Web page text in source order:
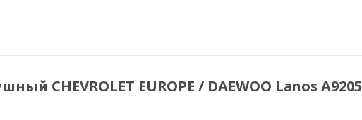
CHEVROLET EUROPE / DAEWOO Lanos A9205